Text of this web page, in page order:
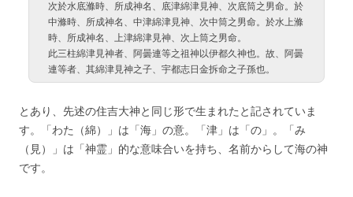
次於水底滌時、所成神名、底津綿津見神、次底筒之男命。於
中滌時、所成神名、中津綿津見神、次中筒之男命。於水上滌
時、所成神名、上津綿津見神、次上筒之男命。
此三柱綿津見神者、阿曇連等之祖神以伊都久神也。故、阿曇
連等者、其綿津見神之子、宇都志日金拆命之子孫也。
とあり、先述の住吉大神と同じ形で生まれたと記されていま
す。「わた（綿）」は「海」の意。「津」は「の」。「み
（見）」は「神霊」的な意味合いを持ち、名前からして海の神
です。